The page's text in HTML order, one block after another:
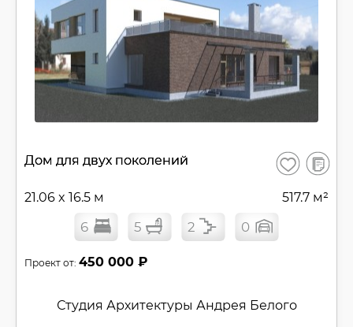
Дом для двух поколений Сохранить
В
21.06 x 16.5 м 517.7 м²
6 5 2 0
Проект от: 450 000 ₽
Студия Архитектуры Андрея Белого